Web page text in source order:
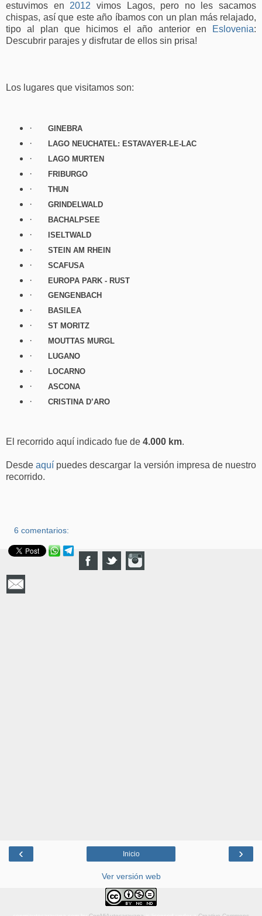
estuvimos en 2012 vimos Lagos, pero no les sacamos
chispas, así que este año íbamos con un plan más relajado,
tipo al plan que hicimos el año anterior en
Eslovenia:
Descubrir parajes y disfrutar de ellos sin prisa!
Los lugares que visitamos son:
· GINEBRA
· LAGO NEUCHATEL: ESTAVAYER-LE-LAC
· LAGO MURTEN
· FRIBURGO
· THUN
· GRINDELWALD
· BACHALPSEE
· ISELTWALD
· STEIN AM RHEIN
· SCAFUSA
· EUROPA PARK - RUST
· GENGENBACH
· BASILEA
· ST MORITZ
· MOUTTAS MURGL
· LUGANO
· LOCARNO
· ASCONA
· CRISTINA D’ARO
El recorrido aquí indicado fue de 4.000 km.
Desdeaquí puedes descargar la versión impresa de nuestro
recorrido.
6 comentarios:
‹ ›
Inicio
Ver versión web